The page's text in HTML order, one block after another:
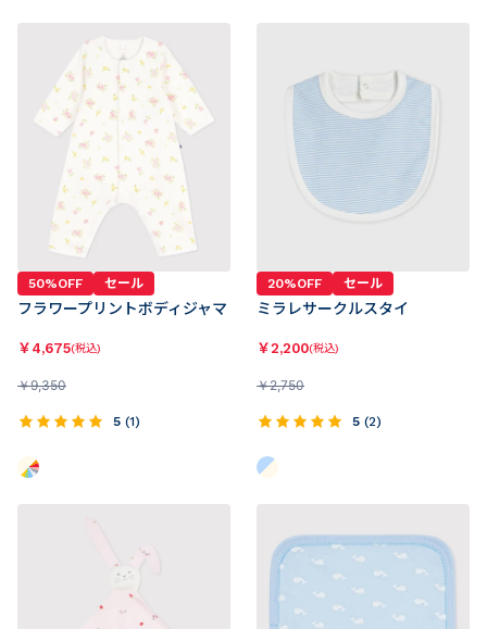
50%OFF セール
フラワープリントボディジャマ
￥ 4,675(税込)
￥9,350
5 (1)
20%OFF セール
ミラレサークルスタイ
￥2,200(税込)
￥2,750
5 (2)